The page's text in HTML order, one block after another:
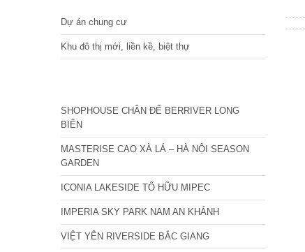
Dự án chung cư
Khu đô thị mới, liền kề, biệt thự
SHOPHOUSE CHÂN ĐẾ BERRIVER LONG
BIÊN
MASTERISE CAO XÀ LÁ – HÀ NỘI SEASON
GARDEN
ICONIA LAKESIDE TỐ HỮU MIPEC
IMPERIA SKY PARK NAM AN KHÁNH
VIỆT YÊN RIVERSIDE BẮC GIANG